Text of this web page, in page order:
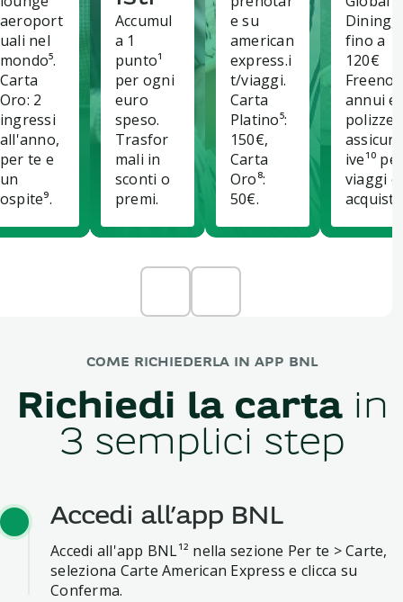
aeroport
uali nel
mondo⁵.
Carta
Oro: 2
ingressi
all'anno,
per te e
un
ospite⁹.
Accumul
a 1
punto¹
per ogni
euro
speso.
Trasfor
mali in
sconti o
premi.
e su
american
express.i
t/viaggi.
Carta
Platino⁵:
150€,
Carta
Oro⁸:
50€.
Dining,
fino a
120€
annui e
polizze
ive¹⁰
viaggi e
acquisti.
COME RICHIEDERLA IN APP BNL
Richiedi la cartain
3 semplici step
Accedi all’app BNL
Accedi all'app BNL¹² nella sezione Per te > Carte,
seleziona Carte American Express e clicca su
Conferma.